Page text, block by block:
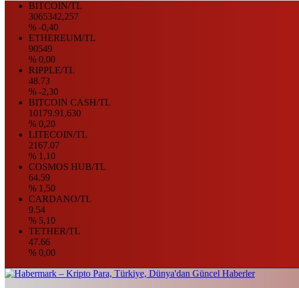
BITCOIN/TL
3065342,257
% -0,40
ETHEREUM/TL
90549
% 0,00
RIPPLE/TL
48.73
% -2,30
BITCOIN CASH/TL
10179.91,630
% 0,20
LITECOIN/TL
2167.07
% 1,10
COSMOS HUB/TL
64.59
% 1,50
CARDANO/TL
9.54
% 5,10
TETHER/TL
47.66
% 0,00